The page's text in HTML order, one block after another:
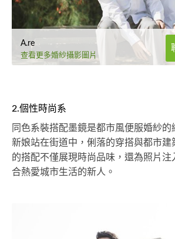
A.re
查看更多婚紗攝影圖片
2.個性時尚系
同色系裝搭配墨鏡是都市風便服婚紗
新娘站在街道中，俐落的穿搭與都市建
的搭配不僅展現時尚品味，還為照片注
合熱愛城市生活的新人。